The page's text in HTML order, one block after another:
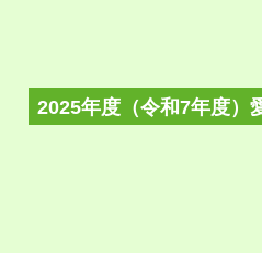
2025年度（令和7年度